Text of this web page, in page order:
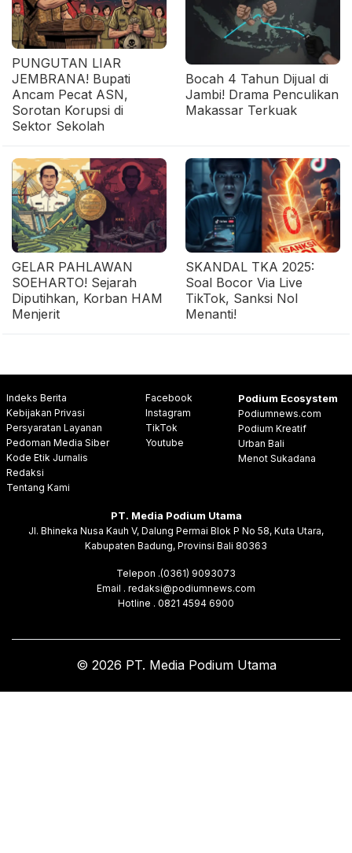
PUNGUTAN LIAR
JEMBRANA! Bupati
Ancam Pecat ASN,
Sorotan Korupsi di
Sektor Sekolah
Bocah 4 Tahun Dijual di
Jambi! Drama Penculikan
Makassar Terkuak
GELAR PAHLAWAN
SOEHARTO! Sejarah
Diputihkan, Korban HAM
Menjerit
SKANDAL TKA 2025:
Soal Bocor Via Live
TikTok, Sanksi Nol
Menanti!
Indeks Berita
Kebijakan Privasi
Persyaratan Layanan
Pedoman Media Siber
Kode Etik Jurnalis
Redaksi
Tentang Kami
Facebook
Instagram
TikTok
Youtube
Podium Ecosystem
Podiumnews.com
Podium Kreatif
Urban Bali
Menot Sukadana
PT. Media Podium Utama
Jl. Bhineka Nusa Kauh V, Dalung Permai Blok P No 58, Kuta Utara,
Kabupaten Badung, Provinsi Bali 80363
Telepon .(0361) 9093073
Email . redaksi@podiumnews.com
Hotline . 0821 4594 6900
© 2026 PT. Media Podium Utama